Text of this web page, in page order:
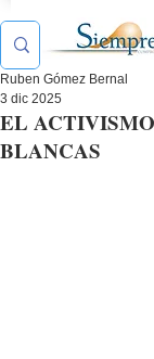
EL
BLANCAS
Ruben Gómez Bernal
3 dic 2025